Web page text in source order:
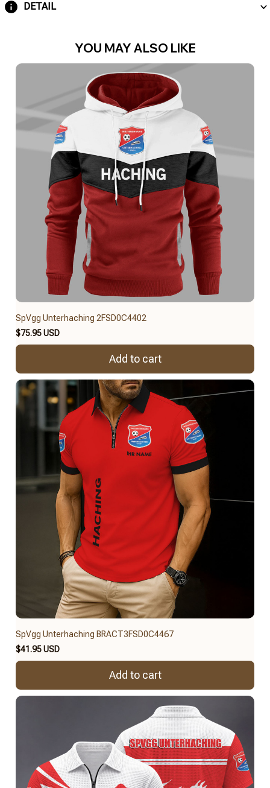
DETAIL
YOU MAY ALSO LIKE
SpVgg Unterhaching 2FSD0C4402
$75.95 USD
Add to cart
SpVgg Unterhaching BRACT3FSD0C4467
$41.95 USD
Add to cart